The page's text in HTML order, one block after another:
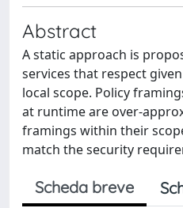
Abstract
A static approach is
services that respect
local scope. Policy
at runtime are over-
framings within their
match the security
Scheda breve